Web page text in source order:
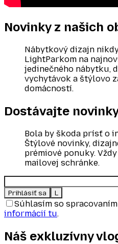
Novinky z našich
Nábytkový dizajn
LightParkom na
jedinečného nábytku,
vychytávok a štýlovo
domácností.
Dostávajte
Bola by škoda prísť o
Štýlové novinky,
prémiové ponuky.
mailovej schránke.
Súhlasím so
informácií tu.
Náš exkluzívny